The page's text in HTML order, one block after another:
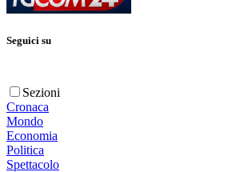
Seguici su
Sezioni
Cronaca
Mondo
Economia
Politica
Spettacolo